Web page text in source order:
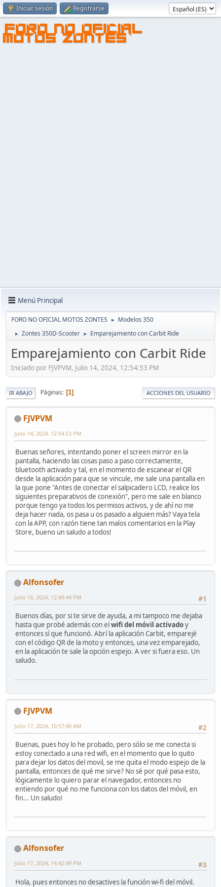
Iniciar sesión Registrarse
FORO NO OFICIAL
MOTOS ZONTES
Menú Principal
FORO NO OFICIAL MOTOS ZONTES ► Modelos 350
► Zontes 350D-Scooter ► Emparejamiento con Carbit Ride
Emparejamiento con Carbit Ride
Iniciado por FJVPVM, Julio 14, 2024, 12:54:53 PM
IR ABAJO Páginas 1 ACCIONES DEL USUARIO
FJVPVM
Julio 14, 2024, 12:54:53 PM
Buenas señores, intentando poner el screen mirror en la
pantalla, haciendo las cosas paso a paso correctamente,
bluetooth activado y tal, en el momento de escanear el QR
desde la aplicación para que se vincule, me sale una pantalla en
la que pone "Antes de conectar el salpicadero LCD, realice los
siguientes preparativos de conexión", pero me sale en blanco
porque tengo ya todos los permisos activos, y de ahí no me
deja hacer nada, os pasa u os pasado a alguien más? Vaya tela
con la APP, con razón tiene tan malos comentarios en la Play
Store, bueno un saludo a todos!
Alfonsofer
#1
Julio 16, 2024, 12:49:44 PM
Buenos días, por si te sirve de ayuda, a mi tampoco me dejaba
hasta que probé además con el wifi del móvil activadoy
entonces sí que funcionó. Abrí la aplicación Carbit, emparejé
con el código QR de la moto y entonces, una vez emparejado,
en la aplicación te sale la opción espejo. A ver si fuera eso. Un
saludo.
FJVPVM
#2
Julio 17, 2024, 10:57:40 AM
Buenas, pues hoy lo he probado, pero sólo se me conecta si
estoy conectado a una red wifi, en el momento que lo quito
para dejar los datos del movil, se me quita el modo espejo de la
pantalla, entonces de qué me sirve? No sé por qué pasa esto,
lógicamente lo quiero parar el navegador, entonces no
entiendo por qué no me funciona con los datos del móvil, en
fin... Un saludo!
Alfonsofer
#3
Julio 17, 2024, 14:42:49 PM
Hola, pues entonces no desactives la función wi-fi del móvil.